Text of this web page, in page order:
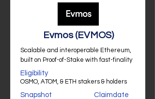
Evmos (EVMOS)
Scalable and interoperable Ethereum,
built on Proof-of-Stake with fast-finality
Eligibility
OSMO, ATOM, & ETH stakers & holders
Snapshot Claimdate